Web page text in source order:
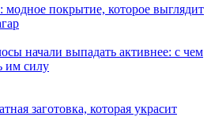
покрытие, которое выглядит
начали выпадать активнее: с чем
им силу
заготовка, которая украсит